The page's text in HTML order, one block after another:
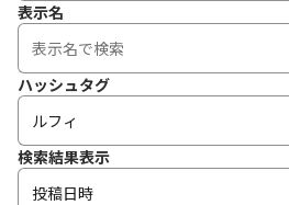
表示名
ハッシュタグ
検索結果表示
投稿日時